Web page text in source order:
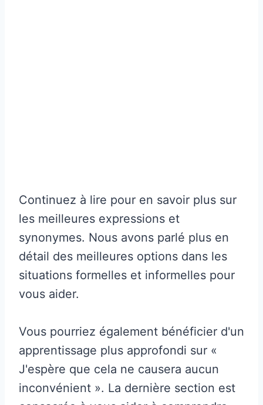
Continuez à lire pour en savoir plus sur
les meilleures expressions et
synonymes. Nous avons parlé plus en
détail des meilleures options dans les
situations formelles et informelles pour
vous aider.
Vous pourriez également bénéficier d'un
apprentissage plus approfondi sur «
J'espère que cela ne causera aucun
inconvénient ». La dernière section est